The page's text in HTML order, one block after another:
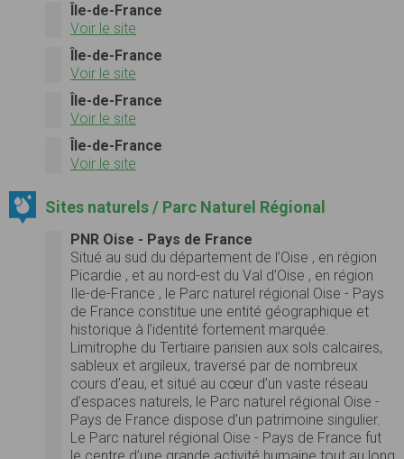
Île-de-France
Voir le site
Île-de-France
Voir le site
Île-de-France
Voir le site
Île-de-France
Voir le site
Sites naturels / Parc Naturel Régional
PNR Oise - Pays de France
Situé au sud du département de l’Oise , en région
Picardie , et au nord-est du Val d’Oise , en région
Ile-de-France , le Parc naturel régional Oise - Pays
de France constitue une entité géographique et
historique à l’identité fortement marquée.
Limitrophe du Tertiaire parisien aux sols calcaires,
sableux et argileux, traversé par de nombreux
cours d’eau, et situé au cœur d’un vaste réseau
d’espaces naturels, le Parc naturel régional Oise -
Pays de France dispose d’un patrimoine singulier.
Le Parc naturel régional Oise - Pays de France fut